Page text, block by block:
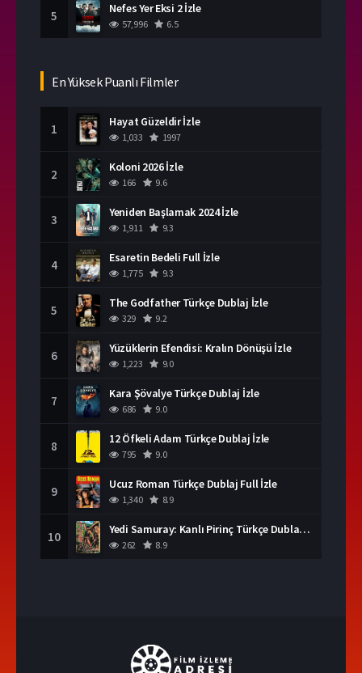
5 Nefes Yer Eksi 2 İzle
57,996 6.5
En Yüksek Puanlı Filmler
1 Hayat Güzeldir İzle
1,033 1997
2 Koloni 2026 İzle
166 9.6
3 Yeniden Başlamak 2024 İzle
1,911 9.3
4 Esaretin Bedeli Full İzle
1,775 9.3
5 The Godfather Türkçe Dublaj İzle
329 9.2
6 Yüzüklerin Efendisi: Kralın Dönüşü İzle
1,223 9.0
7 Kara Şövalye Türkçe Dublaj İzle
686 9.0
8 12 Öfkeli Adam Türkçe Dublaj İzle
795 9.0
9 Ucuz Roman Türkçe Dublaj Full İzle
1,340 8.9
10 Yedi Samuray: Kanlı Pirinç Türkçe Dublaj İzle
262 8.9